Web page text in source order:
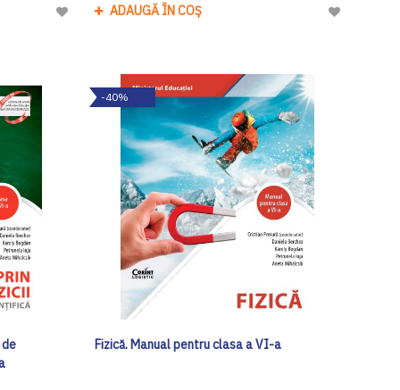
Adaugă
Dorinte
ADAUGĂ ÎN COȘ
Adaugă
-40%
Fizică. Manual pentru clasa a VI-a